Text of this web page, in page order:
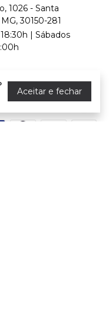
Aceitar e fechar
1026 - Santa
30150-281
| Sábados